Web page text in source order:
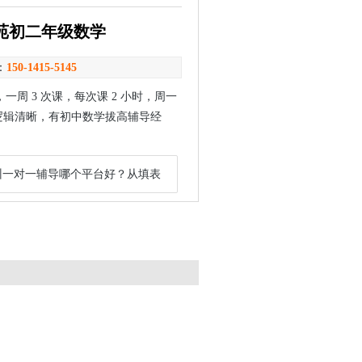
初二年级数学
150-1415-5145
周 3 次课，每次课 2 小时，周一
辑清晰，有初中数学拔高辅导经
对一辅导哪个平台好？从填表